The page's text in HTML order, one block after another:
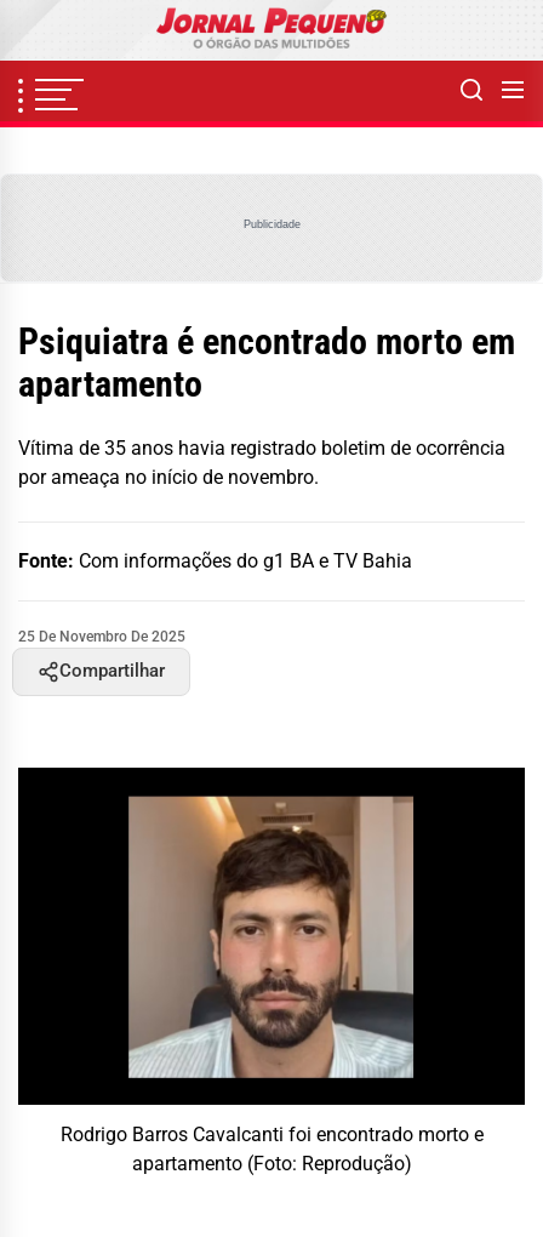
content
Publicidade
Psiquiatra é encontrado morto em
apartamento
Vítima de 35 anos havia registrado boletim de ocorrência
por ameaça no início de novembro.
Fonte: Com informações do g1 BA e TV Bahia
25 De Novembro De 2025
Compartilhar
Rodrigo Barros Cavalcanti foi encontrado morto e
apartamento (Foto: Reprodução)